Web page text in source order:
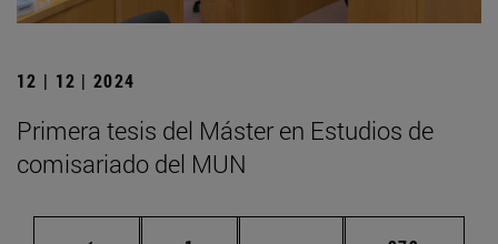
12 | 12 | 2024
Primera tesis del Máster en Estudios de
comisariado del MUN